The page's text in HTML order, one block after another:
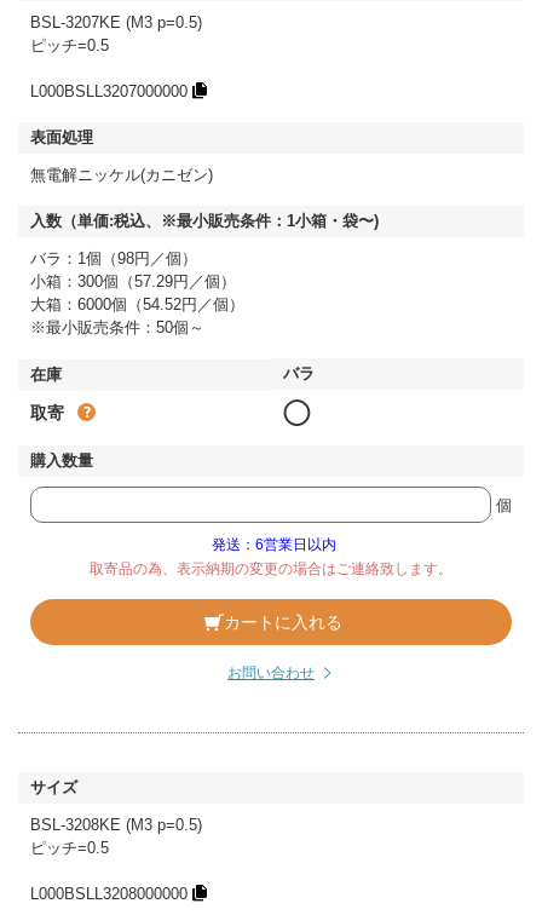
BSL-3207KE (M3 p=0.5)
ピッチ=0.5
L000BSLL3207000000
無電解ニッケル(カニゼン)
バラ：1個（98円／個）
小箱：300個（57.29円／個）
大箱：6000個（54.52円／個）
※最小販売条件：50個～
取寄 ◯
個
発送：6営業日以内
取寄品の為、表示納期の変更の場合はご連絡致します。
カートに入れる
お問い合わせ
BSL-3208KE (M3 p=0.5)
ピッチ=0.5
L000BSLL3208000000